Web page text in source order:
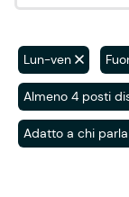
Lun-ven
Almeno 4 posti
Adatto a chi